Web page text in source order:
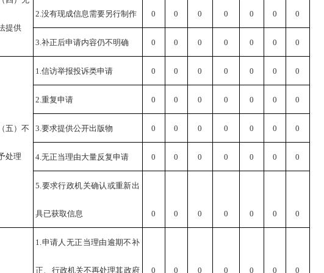
提供
2.没有现成信息需要另行制作 0 0 0 0 0 0 0
3.补正后申请内容仍不明确 0 0 0 0 0 0 0
（五）不
处理
1.信访举报投诉类申请 0 0 0 0 0 0 0
2.重复申请 0 0 0 0 0 0 0
3.要求提供公开出版物 0 0 0 0 0 0 0
4.无正当理由大量反复申请 0 0 0 0 0 0 0
5.要求行政机关确认或重新出
具已获取信息 0 0 0 0 0 0 0
1.申请人无正当理由逾期不补
正、行政机关不再处理其政府 0 0 0 0 0 0 0